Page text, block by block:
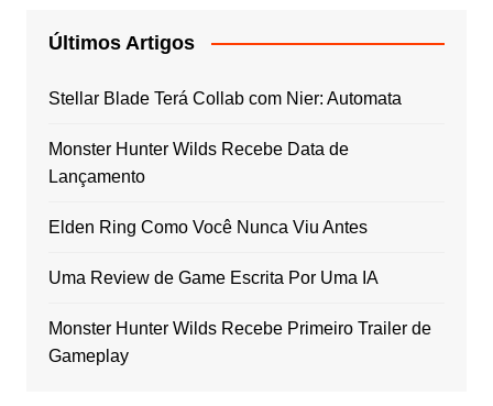
Últimos Artigos
Stellar Blade Terá Collab com Nier: Automata
Monster Hunter Wilds Recebe Data de
Lançamento
Elden Ring Como Você Nunca Viu Antes
Uma Review de Game Escrita Por Uma IA
Monster Hunter Wilds Recebe Primeiro Trailer de
Gameplay